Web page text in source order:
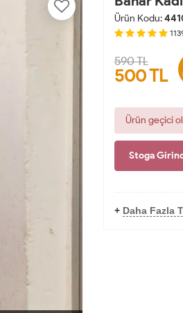
Ürün Kodu:
590 TL
500TL
Ürün geçici
Stoga
+ Daha Fazla